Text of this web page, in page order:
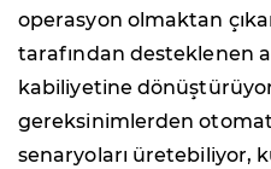
operasyon olmaktan
tarafından desteklenen
kabiliyetine
gereksinimlerden
senaryoları üretebiliyor,